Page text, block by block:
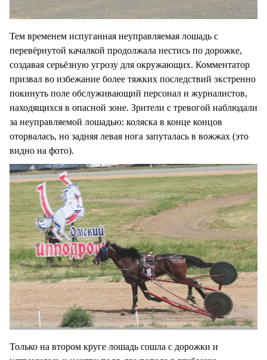
Тем временем испуганная неуправляемая лошадь с
перевёрнутой качалкой продолжала нестись по дорожке,
создавая серьёзную угрозу для окружающих. Комментатор
призвал во избежание более тяжких последствий экстренно
покинуть поле обслуживающий персонал и журналистов,
находящихся в опасной зоне. Зрители с тревогой наблюдали
за неуправляемой лошадью: коляска в конце концов
оторвалась, но задняя левая нога запуталась в вожжах (это
видно на фото).
Только на втором круге лошадь сошла с дорожки и